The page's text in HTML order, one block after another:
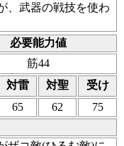
、武器の戦技を使わ
必要能力値
筋44
対雷 対聖
受け
65 62
75